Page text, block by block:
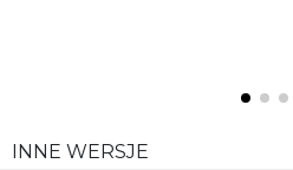
INNE WERSJE